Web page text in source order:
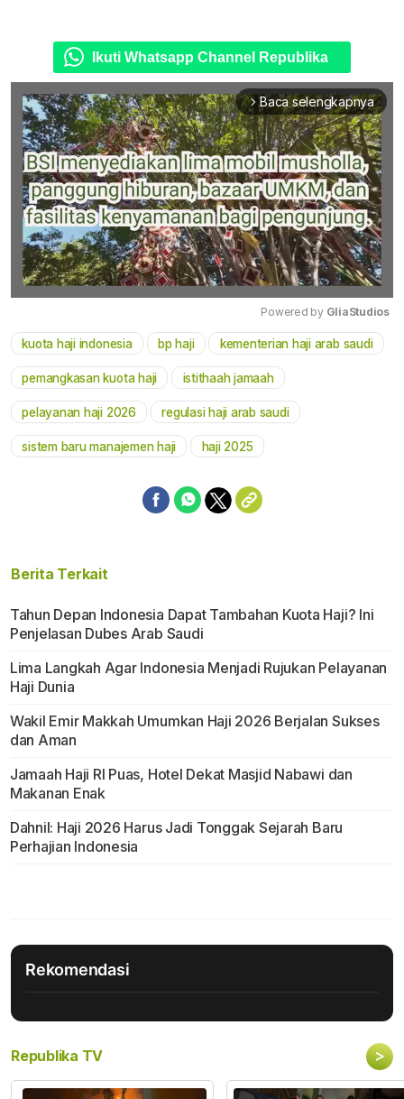
Ikuti Whatsapp Channel Republika
arrow_forward_ios Baca selengkapnya
Mute
Powered by GliaStudios
kuota haji indonesia bp haji kementerian haji arab saudi
pemangkasan kuota haji istithaah jamaah
pelayanan haji 2026 regulasi haji arab saudi
sistem baru manajemen haji haji 2025
Berita Terkait
Tahun Depan Indonesia Dapat Tambahan Kuota Haji? Ini
Penjelasan Dubes Arab Saudi
Lima Langkah Agar Indonesia Menjadi Rujukan Pelayanan
Haji Dunia
Wakil Emir Makkah Umumkan Haji 2026 Berjalan Sukses
dan Aman
Jamaah Haji RI Puas, Hotel Dekat Masjid Nabawi dan
Makanan Enak
Dahnil: Haji 2026 Harus Jadi Tonggak Sejarah Baru
Perhajian Indonesia
Rekomendasi
Republika TV >